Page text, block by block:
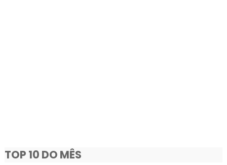
TOP 10 DO MÊS